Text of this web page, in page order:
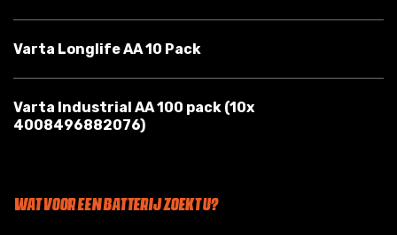
Varta Longlife AA 10 Pack
Varta Industrial AA 100 pack (10x
4008496882076)
WAT VOOR EEN BATTERIJ ZOEKT U?